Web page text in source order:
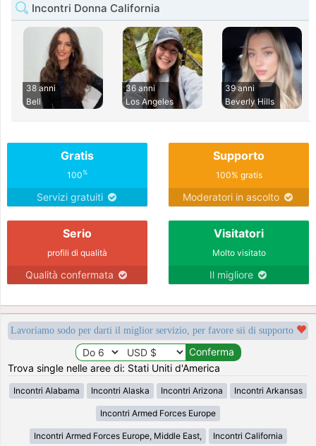
Incontri Donna California
38 anni
Bell
36 anni
Los Angeles
39 anni
Beverly Hills
Gratis
100%
Servizi gratuiti
Supporto
100% gratis
Moderatori in ascolto
Serio
profili di qualità
Qualità confermata
Visitatori
Molto visitato
Il migliore
Lavoriamo sodo per darti il miglior servizio, per favore sii di supporto
Trova single nelle aree di: Stati Uniti d'America
Incontri Alabama Incontri Alaska Incontri Arizona Incontri Arkansas
Incontri Armed Forces Europe
Incontri Armed Forces Europe, Middle East, Incontri California